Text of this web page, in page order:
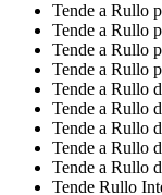
Tende a Rullo
Tende a Rullo
Tende a Rullo
Tende a Rullo
Tende a Rullo
Tende a Rullo
Tende a Rullo
Tende a Rullo
Tende a Rullo
Tende Rullo